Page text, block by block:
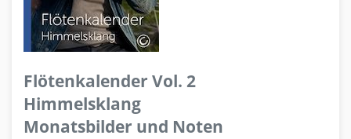
Flötenkalender Vol. 2
Himmelsklang
Monatsbilder und Noten